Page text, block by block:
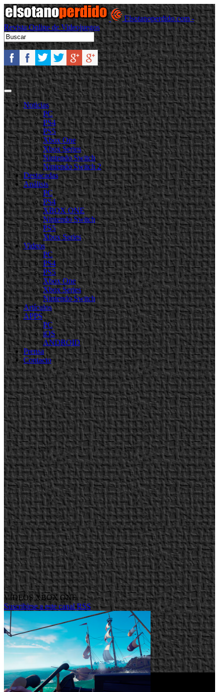
Elsotanoperdido.com -
Revista Online de Videojuegos
Noticias
PC
PS4
PS5
Xbox One
Xbox Series
Nintendo Switch
Nintendo Switch 2
Destacadas
Análisis
PC
PS4
XBOX ONE
Nintendo Switch
PS5
Xbox Series
Videos
PC
PS4
PS5
Xbox One
Xbox Series
Nintendo Switch
Artículos
APPS
PC
iOS
ANDROID
Prensa
Contacto
VIDEOS XBOX ONE
Suscribirse a este canal RSS